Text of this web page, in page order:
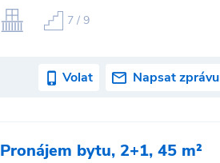
7 / 9
Volat Napsat zprávu
Pronájem bytu, 2+1, 45 m²